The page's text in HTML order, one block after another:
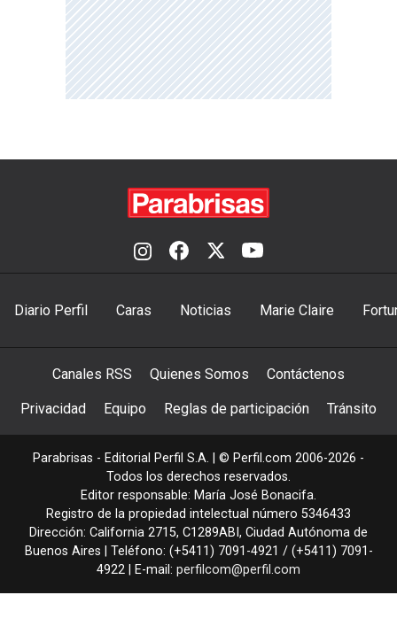
Diario Perfil Caras Noticias Marie Claire
Canales RSS Quienes Somos Contáctenos
Privacidad Equipo Reglas de participación Tránsito
Parabrisas - Editorial Perfil S.A. | © Perfil.com 2006-2026 -
Todos los derechos reservados.
Editor responsable: María José Bonacifa.
Registro de la propiedad intelectual número 5346433
Dirección: California 2715, C1289ABI , Ciudad Autónoma de
Buenos Aires | Teléfono: (+5411) 7091-4921 / (+5411) 7091-
4922 | E-mail: perfilcom@perfil.com